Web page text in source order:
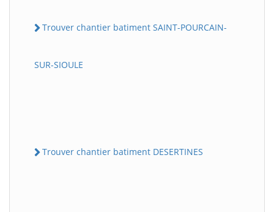
Trouver chantier batiment SAINT-POURCAIN-
SUR-SIOULE
Trouver chantier batiment DESERTINES